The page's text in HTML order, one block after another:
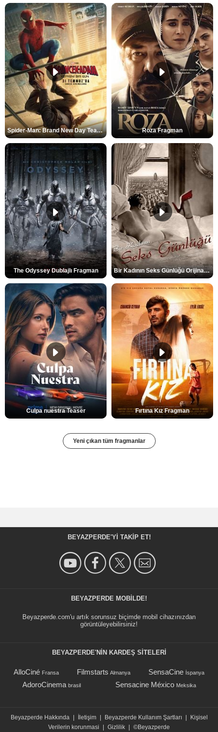
Spider-Man: Brand New Day Teaser Roza Fragman
The Odyssey Dublajlı Fragman Bir Kadının Seks Günlüğü Orijinal Fragman
Culpa nuestra Teaser Fırtına Kız Fragman
Yeni çıkan tüm fragmanlar
BEYAZPERDE'YI TAKIP ET!
BEYAZPERDE MOBILDE!
Beyazperde.com'u artık sorunsuz biçimde mobil cihazınızdan
görüntüleyebilirsiniz!
BEYAZPERDE'NIN KARDEŞ SİTELERİ
AlloCiné Fransa Filmstarts Almanya SensaCine İspanya
AdoroCinema brasil Sensacine México Meksika
Beyazperde Hakkında İletişim Beyazperde Kullanım Şartları
Kişisel
Verilerin korunmasi
Gizlilik ©Beyazperde